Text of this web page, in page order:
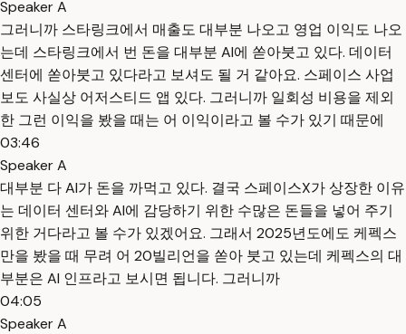
Speaker A
그러니까 스타링크에서 매출도 대부분 나오고 영업 이익도 나오
는데 스타링크에서 번 돈을 대부분 AI에 쏟아붓고 있다. 데이터
센터에 쏟아붓고 있다라고 보셔도 될 거 같아요. 스페이스 사업
보도 사실상 어저스티드 앱 있다. 그러니까 일회성 비용을 제외
한 그런 이익을 봤을 때는 어 이익이라고 볼 수가 있기 때문에
03:46
Speaker A
대부분 다 AI가 돈을 까먹고 있다. 결국 스페이스X가 상장한 이유
는 데이터 센터와 AI에 감당하기 위한 수많은 돈들을 넣어 주기
위한 거다라고 볼 수가 있겠어요. 그래서 2025년도에도 케펙스
만을 봤을 때 무려 어 20빌리언을 쏟아 붓고 있는데 케펙스의 대
부분은 AI 인프라고 보시면 됩니다. 그러니까
04:05
Speaker A